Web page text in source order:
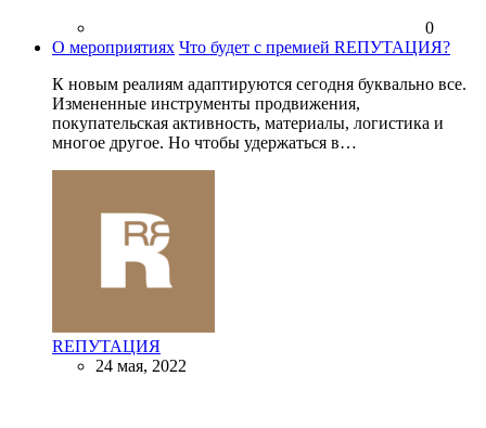
0
О мероприятиях Что будет с премией RЕПУТАЦИЯ?
К новым реалиям адаптируются сегодня буквально все.
Измененные инструменты продвижения,
покупательская активность, материалы, логистика и
многое другое. Но чтобы удержаться в…
RЕПУТАЦИЯ
24 мая, 2022